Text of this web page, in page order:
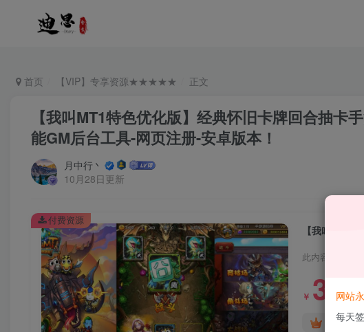
首页 【VIP】专享资源★★★★★ 正文
【我叫MT1特色优化版】经典怀旧卡牌回合抽
能GM后台工具-网页注册-安卓版本！
月中行丶
10月28日更新
此内容为付费
￥
DS中级会
付费资源
网站
每天